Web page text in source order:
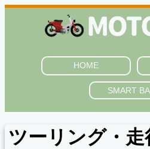
HOME
SMART
ツーリング・